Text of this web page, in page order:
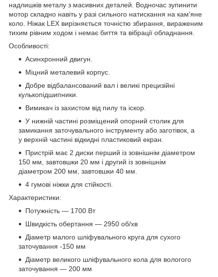
надлишків металу з масивних деталей. Водночас зупинити
мотор складно навіть у разі сильного натискання на кам'яне
коло. Ніжак LEX вирізняється точністю збирання, вираженим
тихим рівним ходом і немає биття та вібрації обладнання.
Особливості:
Асинхронний двигун.
Міцний металевий корпус.
Добре відбалансований вал і великі прецизійні
кулькопідшипники.
Вимикач із захистом від пилу та іскор.
У нижній частині розміщений опорний столик для
замикання заточувального інструменту або заготівок, а
у верхній частині відкидні пластиковий екран.
Пристрій має 2 диски перший із зовнішнім діаметром
150 мм, завтовшки 20 мм і другий із зовнішнім
діаметром 200 мм, завтовшки 40 мм.
4 гумові ніжки для стійкості.
Характеристики:
Потужність — 1700 Вт
Швидкість обертання — 2950 об/хв
Діаметр малого шліфувального круга для сухого
заточування -150 мм
Діаметр великого шліфувального кола для вологого
заточування — 200 мм